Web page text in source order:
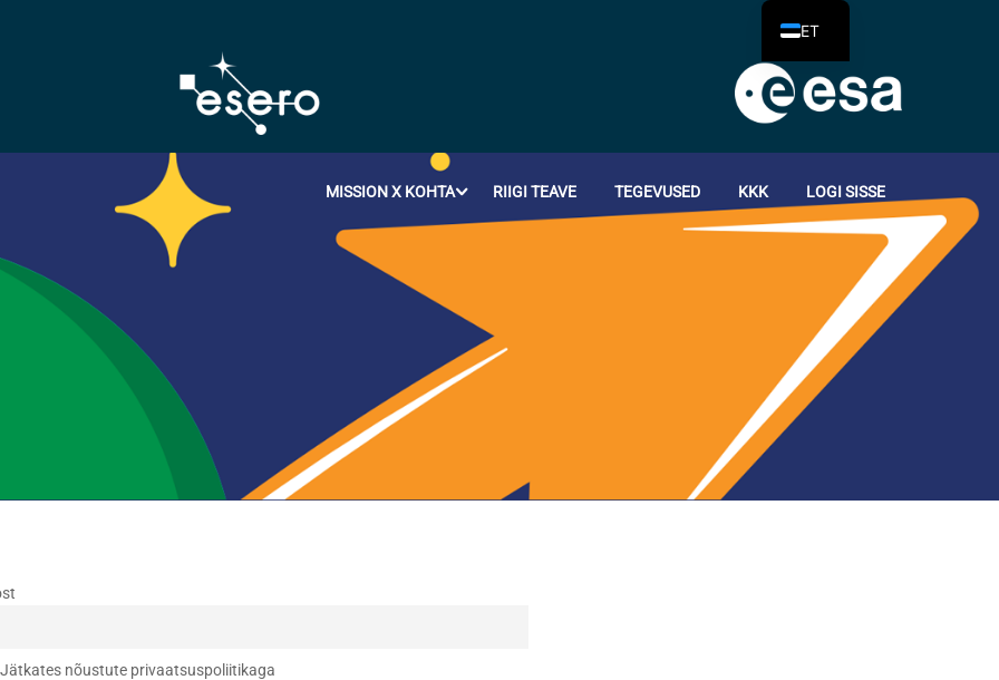
MISSION X KOHTA RIIGI TEAVE TEGEVUSED KKK LOGI SISSE
nõustute privaatsuspoliitikaga
ET